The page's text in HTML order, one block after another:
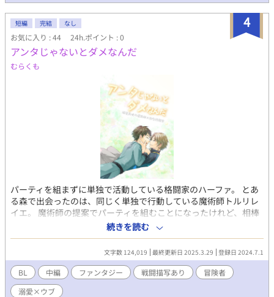
4
短編 完結 なし
お気に入り : 44 24h.ポイント : 0
アンタじゃないとダメなんだ
むらくも
パーティを組まずに単独で活動している格闘家のハーファ。 とあ
る森で出会ったのは、同じく単独で行動している魔術師トルリレ
イエ。 魔術師の提案でパーティを組むことになったけれど、相棒
はどこか訳アリの様子で……？ 「オレを置いてかないで……トル
リレイエ」 少し特殊な能力を持つ者同士、生涯の相棒になった2
人のお話。 魔術師（溺愛）×格闘家（ウブ） ＊RPG的な世界が舞
台の冒険ファンタジー風BL。 ＊「お前じゃなきゃダメなんだ（魔
術師視点）」の格闘家視点。 少しエピソードも追加していま
す。
続きを読む
文字数 124,019 最終更新日 2025.3.29 登録日 2024.7.1
BL 中編 ファンタジー 戦闘描写あり
冒険者
溺愛×ウブ